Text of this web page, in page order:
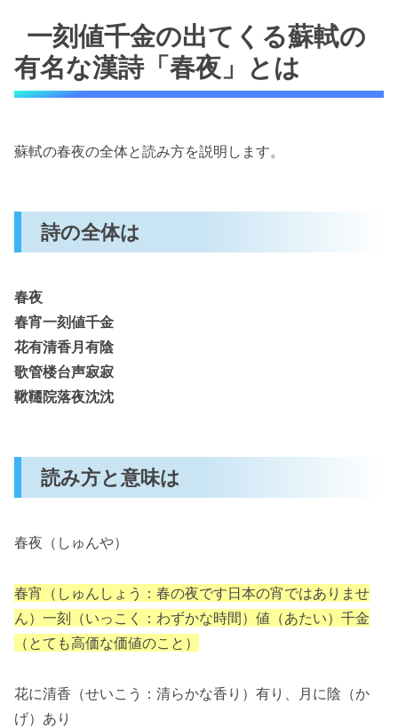
一刻値千金の出てくる蘇軾の
有名な漢詩「春夜」とは
蘇軾の春夜の全体と読み方を説明します。
詩の全体は
春夜
春宵一刻値千金
花有清香月有陰
歌管楼台声寂寂
鞦韆院落夜沈沈
読み方と意味は
春夜（しゅんや）
春宵（しゅんしょう：春の夜です日本の宵ではありませ
ん）一刻（いっこく：わずかな時間）値（あたい）千金
（とても高価な価値のこと）
花に清香（せいこう：清らかな香り）有り、月に陰（か
げ）あり